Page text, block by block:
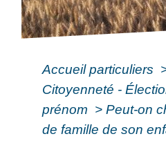
Accueil particuliers
Citoyenneté -
prénom > Peut-on
de famille de son